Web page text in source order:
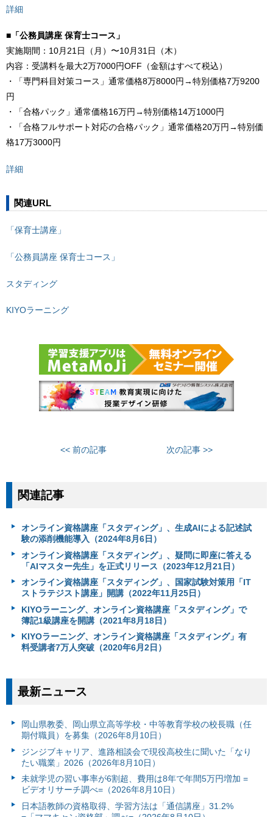
詳細
■ 「公務員講座 保育士コース」
実施期間：10月21日（月）〜10月31日（木）
内容：受講料を最大2万7000円OFF（金額はすべて税込）
・「専門科目対策コース」通常価格8万8000円→特別価格7万9200
円
・「合格パック」通常価格16万円→特別価格14万1000円
・「合格フルサポート対応の合格パック」通常価格20万円→特別価
格17万3000円
詳細
関連URL
「保育士講座」
「公務員講座 保育士コース」
スタディング
KIYOラーニング
<< 前の記事 次の記事 >>
関連記事
オンライン資格講座「スタディング」、生成AIによる記述試
験の添削機能導入（2024年8月6日）
オンライン資格講座「スタディング」、疑問に即座に答える
「AIマスター先生」を正式リリース（2023年12月21日）
オンライン資格講座「スタディング」、国家試験対策用「IT
ストラテジスト講座」開講（2022年11月25日）
KIYOラーニング、オンライン資格講座「スタディング」で
簿記1級講座を開講（2021年8月18日）
KIYOラーニング、オンライン資格講座「スタディング」有
料受講者7万人突破（2020年6月2日）
最新ニュース
岡山県教委、岡山県立高等学校・中等教育学校の校長職（任
期付職員）を募集（2026年8月10日）
ジンジブキャリア、進路相談会で現役高校生に聞いた「なり
たい職業」2026（2026年8月10日）
未就学児の習い事率が6割超、費用は8年で年間5万円増加 =
ビデオリサーチ調べ=（2026年8月10日）
日本語教師の資格取得、学習方法は「通信講座」31.2%